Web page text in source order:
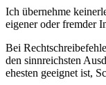
Ich übernehme
eigener oder fremder
Bei
den sinnreichsten
ehesten geeignet ist,